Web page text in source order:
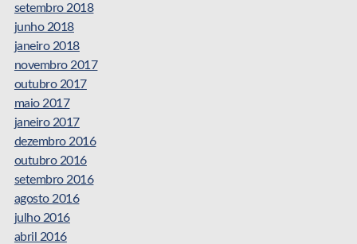
setembro 2018
junho 2018
janeiro 2018
novembro 2017
outubro 2017
maio 2017
janeiro 2017
dezembro 2016
outubro 2016
setembro 2016
agosto 2016
julho 2016
abril 2016